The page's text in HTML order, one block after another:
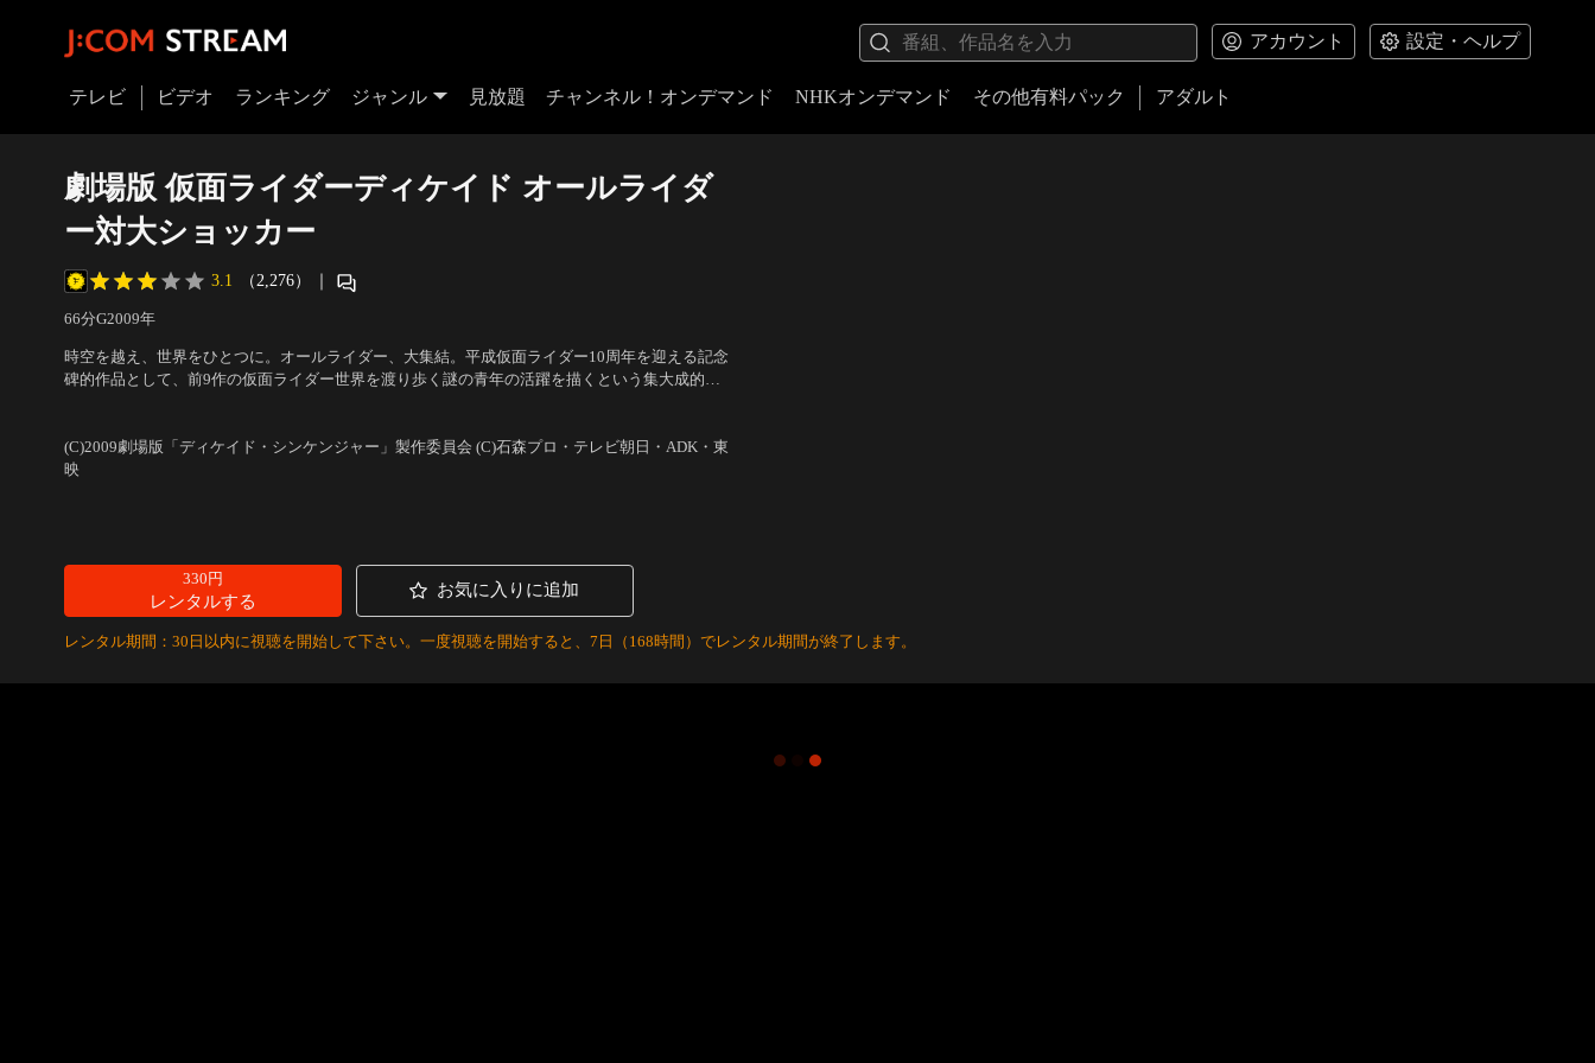
アカウント 設定・ヘルプ
テレビ ビデオ ランキング ジャンル 見放題 チャンネル！オンデマンド NHKオンデマンド その他有料パック アダルト
劇場版 仮面ライダーディケイド オールライダ
ー対大ショッカー
3.1 （2,276） ｜
66分G2009年
時空を越え、世界をひとつに。オールライダー、大集結。平成仮面ライダー10周年を迎える記念
碑的作品として、前9作の仮面ライダー世界を渡り歩く謎の青年の活躍を描くという集大成的な
(C)2009劇場版「ディケイド・シンケンジャー」製作委員会 (C)石森プロ・テレビ朝日・ADK・東
映
330円
レンタルする
お気に入りに追加
レンタル期間：30日以内に視聴を開始して下さい。一度視聴を開始すると、7日（168時間）でレンタル期間が終了します。